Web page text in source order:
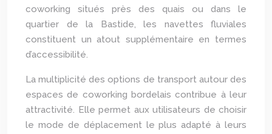
coworking situés près des quais ou dans le
quartier de la Bastide, les navettes fluviales
constituent un atout supplémentaire en termes
d’accessibilité.
La multiplicité des options de transport autour des
espaces de coworking bordelais contribue à leur
attractivité. Elle permet aux utilisateurs de choisir
le mode de déplacement le plus adapté à leurs